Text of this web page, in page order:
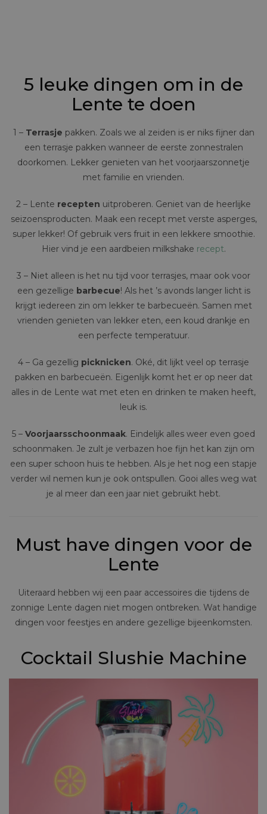
5 leuke dingen om in de
Lente te doen
1 – Terrasje pakken. Zoals we al zeiden is er niks fijner dan
een terrasje pakken wanneer de eerste zonnestralen
doorkomen. Lekker genieten van het voorjaarszonnetje
met familie en vrienden.
2 – Lente recepten uitproberen. Geniet van de heerlijke
seizoensproducten. Maak een recept met verste asperges,
super lekker! Of gebruik vers fruit in een lekkere smoothie.
Hier vind je een aardbeien milkshake recept.
3 – Niet alleen is het nu tijd voor terrasjes, maar ook voor
een gezellige barbecue! Als het ’s avonds langer licht is
krijgt iedereen zin om lekker te barbecueën. Samen met
vrienden genieten van lekker eten, een koud drankje en
een perfecte temperatuur.
4 – Ga gezellig picknicken. Oké, dit lijkt veel op terrasje
pakken en barbecueën. Eigenlijk komt het er op neer dat
alles in de Lente wat met eten en drinken te maken heeft,
leuk is.
5 – Voorjaarsschoonmaak. Eindelijk alles weer even goed
schoonmaken. Je zult je verbazen hoe fijn het kan zijn om
een super schoon huis te hebben. Als je het nog een stapje
verder wil nemen kun je ook ontspullen. Gooi alles weg wat
je al meer dan een jaar niet gebruikt hebt.
Must have dingen voor de
Lente
Uiteraard hebben wij een paar accessoires die tijdens de
zonnige Lente dagen niet mogen ontbreken. Wat handige
dingen voor feestjes en andere gezellige bijeenkomsten.
Cocktail Slushie Machine